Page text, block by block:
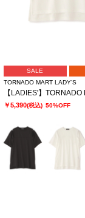
SALE
TORNADO MART LADY’S
￥5,390(税込) 50%OFF